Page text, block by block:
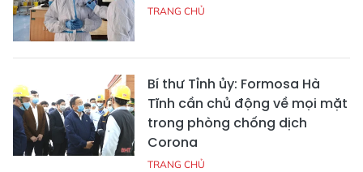
TRANG CHỦ
Bí thư Tỉnh ủy: Formosa Hà
Tĩnh cần chủ động về mọi mặt
trong phòng chống dịch
Corona
TRANG CHỦ